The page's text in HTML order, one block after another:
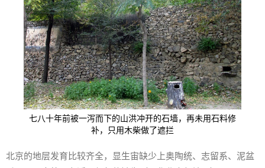
七八十年前被一泻而下的山洪冲开的石墙，再未用石料修
补，只用木柴做了遮拦
北京的地层发育比较齐全，显生宙缺少上奥陶统、志留系、泥盆